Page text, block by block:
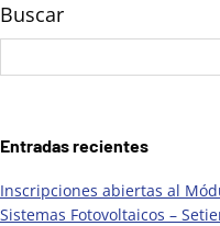
Buscar
Entradas recientes
Inscripciones abiertas al
Sistemas Fotovoltaicos –